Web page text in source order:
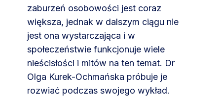
zaburzeń osobowości jest coraz
większa, jednak w dalszym ciągu nie
jest ona wystarczająca i w
społeczeństwie funkcjonuje wiele
nieścisłości i mitów na ten temat. Dr
Olga Kurek-Ochmańska próbuje je
rozwiać podczas swojego wykład.